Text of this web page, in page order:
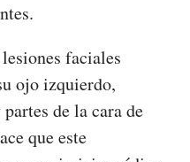
faciales
ojo izquierdo,
de la cara de
que este